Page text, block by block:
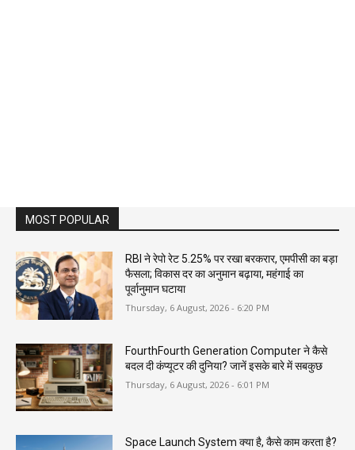
MOST POPULAR
RBI ने रेपो रेट 5.25% पर रखा बरकरार, एमपीसी का बड़ा
फैसला; विकास दर का अनुमान बढ़ाया, महंगाई का
पूर्वानुमान घटाया
Thursday, 6 August, 2026 - 6:20 PM
FourthFourth Generation Computer ने कैसे
बदल दी कंप्यूटर की दुनिया? जानें इसके बारे में सबकुछ
Thursday, 6 August, 2026 - 6:01 PM
Space Launch System क्या है, कैसे काम करता है?